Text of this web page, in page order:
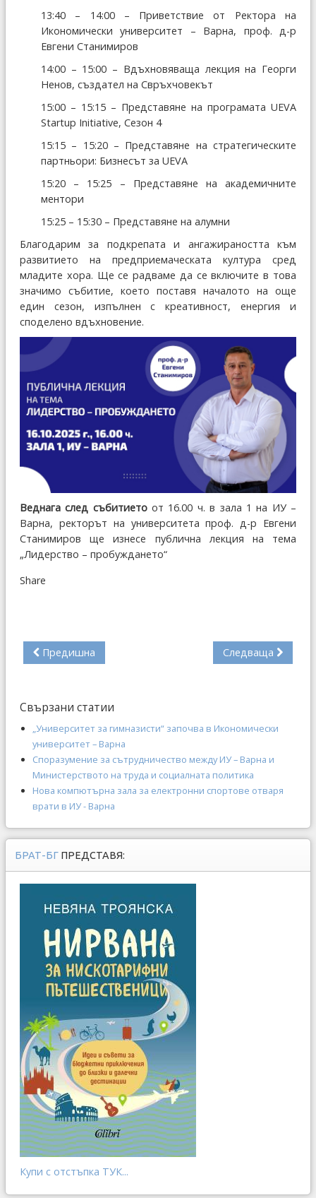
13:40 – 14:00 – Приветствие от Ректора на
Икономически университет – Варна, проф. д-р
Евгени Станимиров
14:00 – 15:00 – Вдъхновяваща лекция на Георги
Ненов, създател на Свръхчовекът
15:00 – 15:15 – Представяне на програмата UEVA
Startup Initiative, Сезон 4
15:15 – 15:20 – Представяне на стратегическите
партньори: Бизнесът за UEVA
15:20 – 15:25 – Представяне на академичните
ментори
15:25 – 15:30 – Представяне на алумни
Благодарим за подкрепата и ангажираността към
развитието на предприемаческата култура сред
младите хора. Ще се радваме да се включите в това
значимо събитие, което поставя началото на още
един сезон, изпълнен с креативност, енергия и
споделено вдъхновение.
Веднага след събитиетоот 16.00 ч. в зала 1 на ИУ –
Варна, ректорът на университета проф. д-р Евгени
Станимиров ще изнесе публична лекция на тема
„Лидерство – пробуждането“
Share
Предишна Следваща
Свързани статии
„Университет за гимназисти“ започва в Икономически
университет – Варна
Споразумение за сътрудничество между ИУ – Варна и
Министерството на труда и социалната политика
Нова компютърна зала за електронни спортове отваря
врати в ИУ - Варна
БРАТ-БГ ПРЕДСТАВЯ:
Купи с отстъпка ТУК...